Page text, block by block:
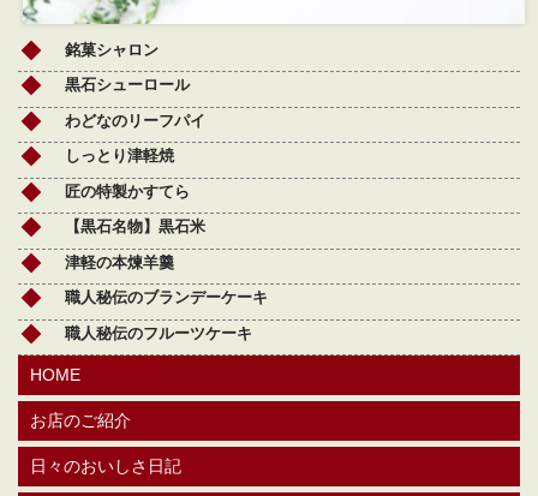
銘菓シャロン
黒石シューロール
わどなのリーフパイ
しっとり津軽焼
匠の特製かすてら
【黒石名物】黒石米
津軽の本煉羊羹
職人秘伝のブランデーケーキ
職人秘伝のフルーツケーキ
HOME
お店のご紹介
日々のおいしさ日記